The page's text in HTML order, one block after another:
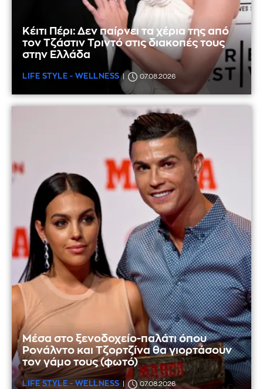
Κέιτι Πέρι: Δεν παίρνει τα χέρια της από
τον Τζάστιν Τριντό στις διακοπές τους
στην Ελλάδα
LIFE STYLE - WELLNESS 07.08.2026
Μέσα στο ξενοδοχείο-παλάτι όπου
Ρονάλντο και Τζορτζίνα θα γιορτάσουν
τον γάμο τους (φωτό)
LIFE STYLE - WELLNESS 07.08.2026